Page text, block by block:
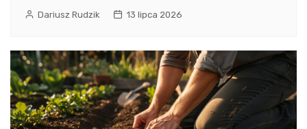
Dariusz Rudzik 13 lipca 2026